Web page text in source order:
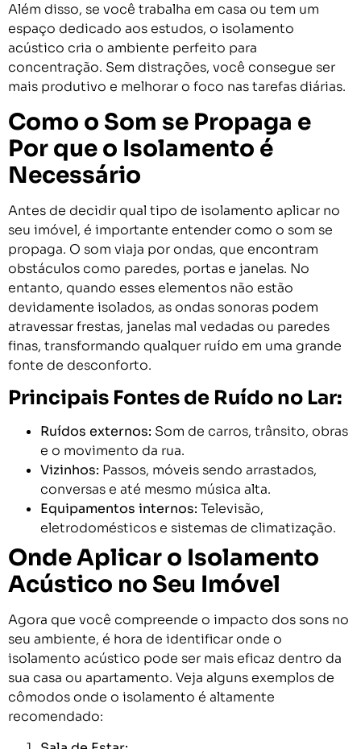
Além disso, se você trabalha em casa ou tem um
espaço dedicado aos estudos, o isolamento
acústico cria o ambiente perfeito para
concentração. Sem distrações, você consegue ser
mais produtivo e melhorar o foco nas tarefas diárias.
Como o Som se Propaga e
Por que o Isolamento é
Necessário
Antes de decidir qual tipo de isolamento aplicar no
seu imóvel, é importante entender como o som se
propaga. O som viaja por ondas, que encontram
obstáculos como paredes, portas e janelas. No
entanto, quando esses elementos não estão
devidamente isolados, as ondas sonoras podem
atravessar frestas, janelas mal vedadas ou paredes
finas, transformando qualquer ruído em uma grande
fonte de desconforto.
Principais Fontes de Ruído no Lar:
Ruídos externos: Som de carros, trânsito, obras
e o movimento da rua.
Vizinhos: Passos, móveis sendo arrastados,
conversas e até mesmo música alta.
Equipamentos internos: Televisão,
eletrodomésticos e sistemas de climatização.
Onde Aplicar o Isolamento
Acústico no Seu Imóvel
Agora que você compreende o impacto dos sons no
seu ambiente, é hora de identificar onde o
isolamento acústico pode ser mais eficaz dentro da
sua casa ou apartamento. Veja alguns exemplos de
cômodos onde o isolamento é altamente
recomendado: